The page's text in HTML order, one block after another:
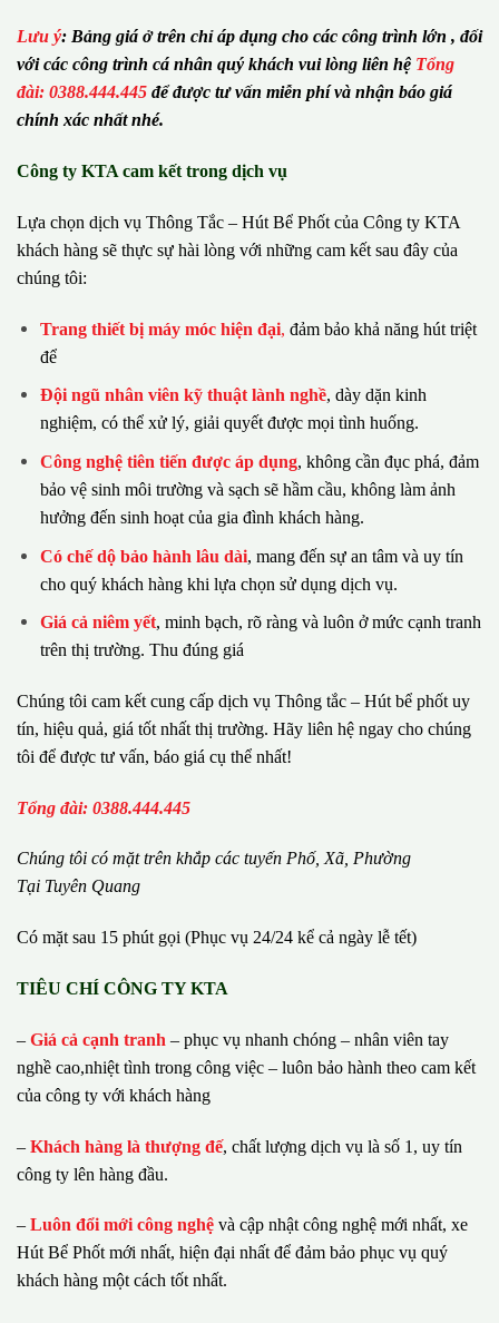
Lưu ý: Bảng giá ở trên chỉ áp dụng cho các công trình lớn , đối
với các công trình cá nhân quý khách vui lòng liên hệ Tổng
đài: 0388.444.445 để được tư vấn miễn phí và nhận báo giá
chính xác nhất nhé.
Công ty KTA cam kết trong dịch vụ
Lựa chọn dịch vụ Thông Tắc – Hút Bể Phốt của Công ty KTA
khách hàng sẽ thực sự hài lòng với những cam kết sau đây của
chúng tôi:
Trang thiết bị máy móc hiện đại, đảm bảo khả năng hút triệt
để
Đội ngũ nhân viên kỹ thuật lành nghề, dày dặn kinh
nghiệm, có thể xử lý, giải quyết được mọi tình huống.
Công nghệ tiên tiến được áp dụng, không cần đục phá, đảm
bảo vệ sinh môi trường và sạch sẽ hầm cầu, không làm ảnh
hưởng đến sinh hoạt của gia đình khách hàng.
Có chế dộ bảo hành lâu dài, mang đến sự an tâm và uy tín
cho quý khách hàng khi lựa chọn sử dụng dịch vụ.
Giá cả niêm yết, minh bạch, rõ ràng và luôn ở mức cạnh tranh
trên thị trường. Thu đúng giá
Chúng tôi cam kết cung cấp dịch vụ Thông tắc – Hút bể phốt uy
tín, hiệu quả, giá tốt nhất thị trường. Hãy liên hệ ngay cho chúng
tôi để được tư vấn, báo giá cụ thể nhất!
Tổng đài: 0388.444.445
Chúng tôi có mặt trên khắp các tuyến Phố, Xã, Phường
Tại Tuyên Quang
Có mặt sau 15 phút gọi (Phục vụ 24/24 kể cả ngày lễ tết)
TIÊU CHÍ CÔNG TY KTA
– Giá cả cạnh tranh – phục vụ nhanh chóng – nhân viên tay
nghề cao,nhiệt tình trong công việc – luôn bảo hành theo cam kết
của công ty với khách hàng
– Khách hàng là thượng đế, chất lượng dịch vụ là số 1, uy tín
công ty lên hàng đầu.
– Luôn đổi mới công nghệ và cập nhật công nghệ mới nhất, xe
Hút Bể Phốt mới nhất, hiện đại nhất để đảm bảo phục vụ quý
khách hàng một cách tốt nhất.